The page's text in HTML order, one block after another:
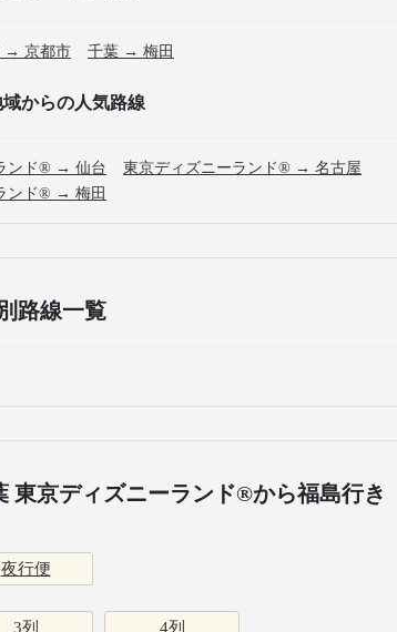
→ 京都市 千葉 → 梅田
からの人気路線
ンド® → 仙台
東京ディズニーランド® → 名古屋
ンド® → 梅田
路線一覧
東京ディズニーランド®から福島行き
夜行便
3列 4列